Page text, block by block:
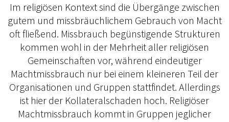
Im religiösen Kontext sind die Übergänge zwischen
gutem und missbräuchlichem Gebrauch von Macht
oft fließend. Missbrauch begünstigende Strukturen
kommen wohl in der Mehrheit aller religiösen
Gemeinschaften vor, während eindeutiger
Machtmissbrauch nur bei einem kleineren Teil der
Organisationen und Gruppen stattfindet. Allerdings
ist hier der Kollateralschaden hoch. Religiöser
Machtmissbrauch kommt in Gruppen jeglicher